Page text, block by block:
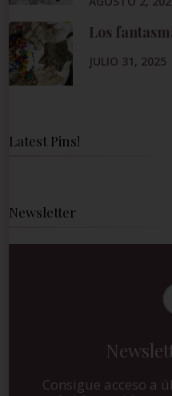
Los
JULIO 31, 2025
Latest Pins!
Newsletter
Consigue acceso a